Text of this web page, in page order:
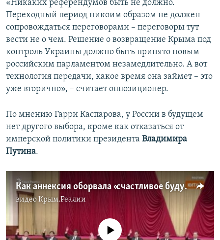
«Никаких референдумов быть не должно.
Переходный период никоим образом не должен
сопровождаться переговорами – переговоры тут
вести не о чем. Решение о возвращение Крыма под
контроль Украины должно быть принято новым
российским парламентом незамедлительно. А вот
технология передачи, какое время она займет – это
уже вторично», – считает оппозиционер.
По мнению Гарри Каспарова, у России в будущем
нет другого выбора, кроме как отказаться от
имперской политики президента Владимира
Путина.
Как аннексия оборвала «счастливое будущее» Крыма | Крым.Реалии ТВ (видео)
видеоКрым.Реалии
No media source currently available